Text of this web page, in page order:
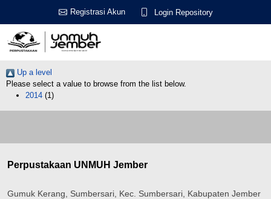
Registrasi Akun Login Repository
Up a level
Please select a value to browse from the list below.
2014 (1)
Perpustakaan UNMUH Jember
Gumuk Kerang, Sumbersari, Kec. Sumbersari, Kabupaten Jember